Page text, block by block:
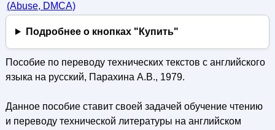
(Abuse, DMСA)
Подробнее о кнопках "Купить"
Пособие по переводу технических текстов с английского
языка на русский, Парахина А.В., 1979.
Данное пособие ставит своей задачей обучение чтению
и переводу технической литературы на английском